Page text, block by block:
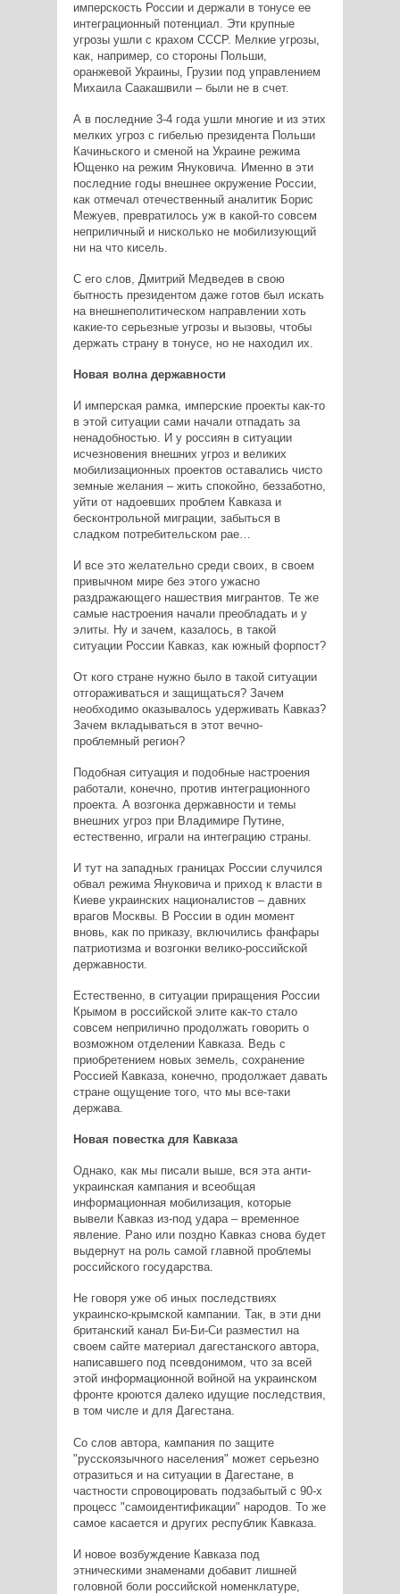
имперскость России и держали в тонусе ее
интеграционный потенциал. Эти крупные
угрозы ушли с крахом СССР. Мелкие угрозы,
как, например, со стороны Польши,
оранжевой Украины, Грузии под управлением
Михаила Саакашвили – были не в счет.
А в последние 3-4 года ушли многие и из этих
мелких угроз с гибелью президента Польши
Качиньского и сменой на Украине режима
Ющенко на режим Януковича. Именно в эти
последние годы внешнее окружение России,
как отмечал отечественный аналитик Борис
Межуев, превратилось уж в какой-то совсем
неприличный и нисколько не мобилизующий
ни на что кисель.
С его слов, Дмитрий Медведев в свою
бытность президентом даже готов был искать
на внешнеполитическом направлении хоть
какие-то серьезные угрозы и вызовы, чтобы
держать страну в тонусе, но не находил их.
Новая волна державности
И имперская рамка, имперские проекты как-то
в этой ситуации сами начали отпадать за
ненадобностью. И у россиян в ситуации
исчезновения внешних угроз и великих
мобилизационных проектов оставались чисто
земные желания – жить спокойно, беззаботно,
уйти от надоевших проблем Кавказа и
бесконтрольной миграции, забыться в
сладком потребительском рае…
И все это желательно среди своих, в своем
привычном мире без этого ужасно
раздражающего нашествия мигрантов. Те же
самые настроения начали преобладать и у
элиты. Ну и зачем, казалось, в такой
ситуации России Кавказ, как южный форпост?
От кого стране нужно было в такой ситуации
отгораживаться и защищаться? Зачем
необходимо оказывалось удерживать Кавказ?
Зачем вкладываться в этот вечно-
проблемный регион?
Подобная ситуация и подобные настроения
работали, конечно, против интеграционного
проекта. А возгонка державности и темы
внешних угроз при Владимире Путине,
естественно, играли на интеграцию страны.
И тут на западных границах России случился
обвал режима Януковича и приход к власти в
Киеве украинских националистов – давних
врагов Москвы. В России в один момент
вновь, как по приказу, включились фанфары
патриотизма и возгонки велико-российской
державности.
Естественно, в ситуации приращения России
Крымом в российской элите как-то стало
совсем неприлично продолжать говорить о
возможном отделении Кавказа. Ведь с
приобретением новых земель, сохранение
Россией Кавказа, конечно, продолжает давать
стране ощущение того, что мы все-таки
держава.
Новая повестка для Кавказа
Однако, как мы писали выше, вся эта анти-
украинская кампания и всеобщая
информационная мобилизация, которые
вывели Кавказ из-под удара – временное
явление. Рано или поздно Кавказ снова будет
выдернут на роль самой главной проблемы
российского государства.
Не говоря уже об иных последствиях
украинско-крымской кампании. Так, в эти дни
британский канал Би-Би-Си разместил на
своем сайте материал дагестанского автора,
написавшего под псевдонимом, что за всей
этой информационной войной на украинском
фронте кроются далеко идущие последствия,
в том числе и для Дагестана.
Со слов автора, кампания по защите
"русскоязычного населения" может серьезно
отразиться и на ситуации в Дагестане, в
частности спровоцировать подзабытый с 90-х
процесс "самоидентификации" народов. То же
самое касается и других республик Кавказа.
И новое возбуждение Кавказа под
этническими знаменами добавит лишней
головной боли российской номенклатуре,